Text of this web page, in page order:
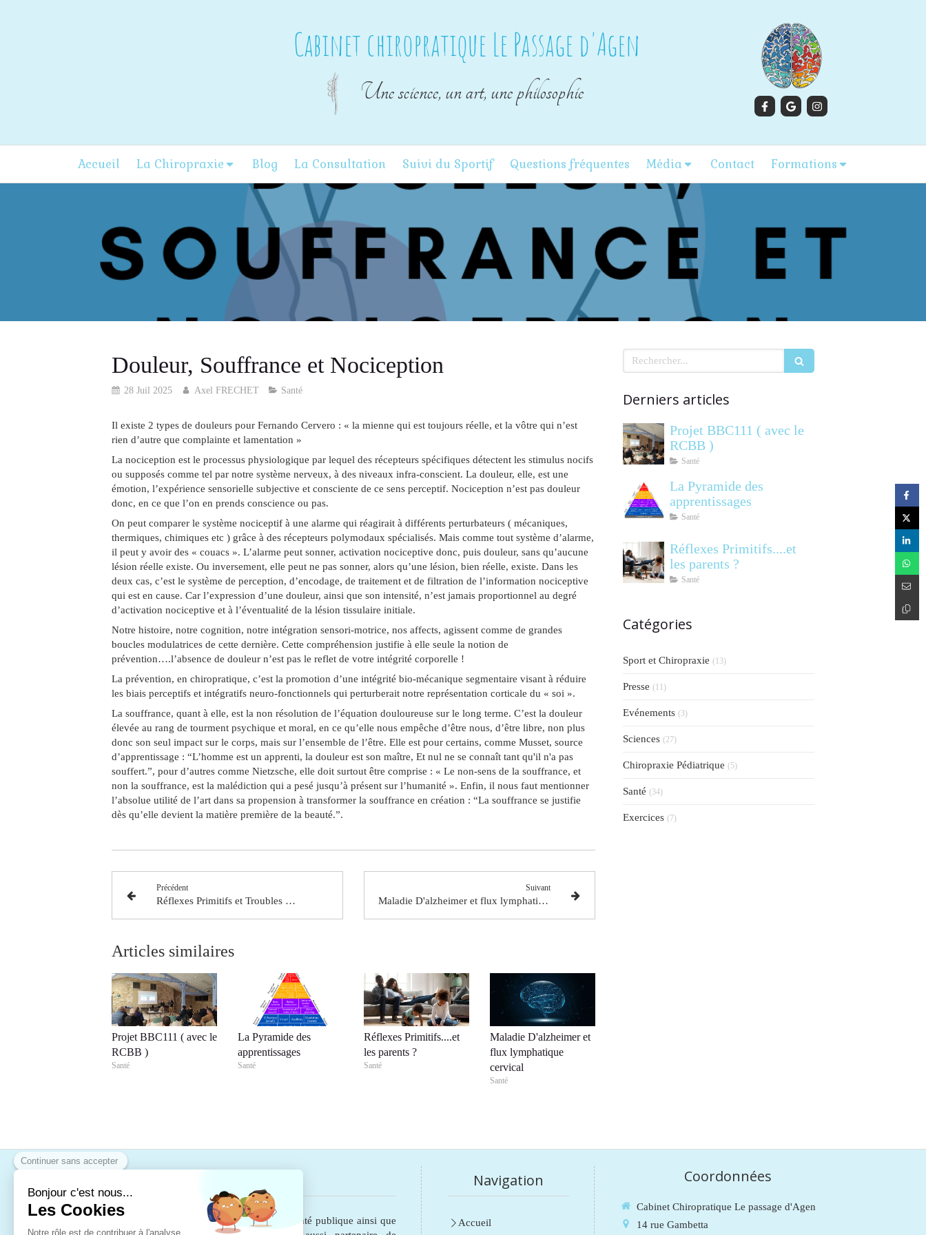
Cabinet chiropratique Le Passage d'Agen
Une science, un art, une philosophie
Accueil La Chiropraxie Blog La Consultation Suivi du Sportif Questions fréquentes Média Contact Formations
Douleur, Souffrance et Nociception
28 Juil 2025 Axel FRECHET Santé
Il existe 2 types de douleurs pour Fernando Cervero : « la mienne qui est toujours réelle, et la vôtre qui n’est
rien d’autre que complainte et lamentation »
La nociception est le processus physiologique par lequel des récepteurs spécifiques détectent les stimulus nocifs
ou supposés comme tel par notre système nerveux, à des niveaux infra-conscient. La douleur, elle, est une
émotion, l’expérience sensorielle subjective et consciente de ce sens perceptif. Nociception n’est pas douleur
donc, en ce que l’on en prends conscience ou pas.
On peut comparer le système nociceptif à une alarme qui réagirait à différents perturbateurs ( mécaniques,
thermiques, chimiques etc ) grâce à des récepteurs polymodaux spécialisés. Mais comme tout système d’alarme,
il peut y avoir des « couacs ». L’alarme peut sonner, activation nociceptive donc, puis douleur, sans qu’aucune
lésion réelle existe. Ou inversement, elle peut ne pas sonner, alors qu’une lésion, bien réelle, existe. Dans les
deux cas, c’est le système de perception, d’encodage, de traitement et de filtration de l’information nociceptive
qui est en cause. Car l’expression d’une douleur, ainsi que son intensité, n’est jamais proportionnel au degré
d’activation nociceptive et à l’éventualité de la lésion tissulaire initiale.
Notre histoire, notre cognition, notre intégration sensori-motrice, nos affects, agissent comme de grandes
boucles modulatrices de cette dernière. Cette compréhension justifie à elle seule la notion de
prévention….l’absence de douleur n’est pas le reflet de votre intégrité corporelle !
La prévention, en chiropratique, c’est la promotion d’une intégrité bio-mécanique segmentaire visant à réduire
les biais perceptifs et intégratifs neuro-fonctionnels qui perturberait notre représentation corticale du « soi ».
La souffrance, quant à elle, est la non résolution de l’équation douloureuse sur le long terme. C’est la douleur
élevée au rang de tourment psychique et moral, en ce qu’elle nous empêche d’être nous, d’être libre, non plus
donc son seul impact sur le corps, mais sur l’ensemble de l’être. Elle est pour certains, comme Musset, source
d’apprentissage : “L’homme est un apprenti, la douleur est son maître, Et nul ne se connaît tant qu'il n'a pas
souffert.”, pour d’autres comme Nietzsche, elle doit surtout être comprise : « Le non-sens de la souffrance, et
non la souffrance, est la malédiction qui a pesé jusqu’à présent sur l’humanité ». Enfin, il nous faut mentionner
l’absolue utilité de l’art dans sa propension à transformer la souffrance en création : “La souffrance se justifie
dès qu’elle devient la matière première de la beauté.”.
Précédent
Réflexes Primitifs et Troubles Neuro-développementaux
Suivant
Maladie D'alzheimer et flux lymphatique cervical
Articles similaires
Projet BBC111 ( avec le
RCBB )
Santé
La Pyramide des
apprentissages
Santé
Réflexes Primitifs....et
les parents ?
Santé
Maladie D'alzheimer et
flux lymphatique
cervical
Santé
Rechercher
Derniers articles
Projet BBC111 ( avec le
RCBB )
Santé
La Pyramide des
apprentissages
Santé
Réflexes Primitifs....et
les parents ?
Santé
Catégories
Sport et Chiropraxie (13)
Presse (11)
Evénements (3)
Sciences (27)
Chiropraxie Pédiatrique (5)
Santé (34)
Exercices (7)
est reconnue par le code de santé publique ainsi que
Navigation
Accueil
Coordonnées
Cabinet Chiropratique Le passage d'Agen
14 rue Gambetta